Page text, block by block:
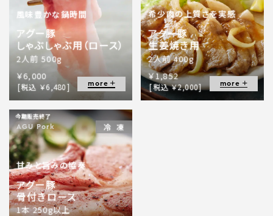
風味豊かな鍋時間
アグー豚
しゃぶしゃぶ用（ロース）
2人前 500g
￥6,000
[税込 ￥6,480] more
希少肉の上質さを実感
アグー豚
生姜焼き用
2人前 400g
￥1,852
[税込 ￥2,000] more
AGU Pork 冷凍
今期販売終了
甘みと旨みの協奏
アグー豚
骨付きロース
1本 250g以上